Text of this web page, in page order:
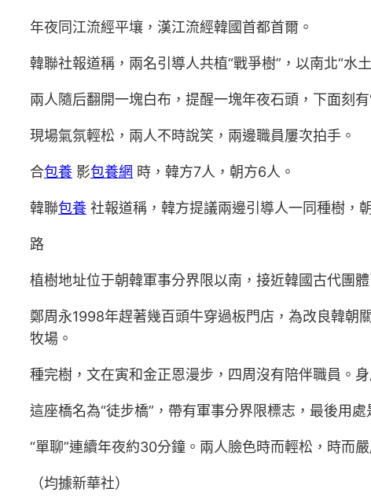
年夜同江流經平壤，漢江流經韓國首都首爾。
韓聯社報道稱，兩名引導人共植“戰爭樹”，以南北“水
兩人隨后翻開一塊白布，提醒一塊年夜石頭，下面刻
現場氣氛輕松，兩人不時說笑，兩邊職員屢次拍手。
合包養 影包養網 時，韓方7人，朝方6人。
韓聯包養 社報道稱，韓方提議兩邊引導人一同種樹，
路
植樹地址位于朝韓軍事分界限以南，接近韓國古代團
鄭周永1998年趕著幾百頭牛穿過板門店，為改良韓朝
牧場。
種完樹，文在寅和金正恩漫步，四周沒有陪伴職員。
這座橋名為“徒步橋”，帶有軍事分界限標志，最後用
“單聊”連續年夜約30分鐘。兩人臉色時而輕松，時而
（均據新華社）